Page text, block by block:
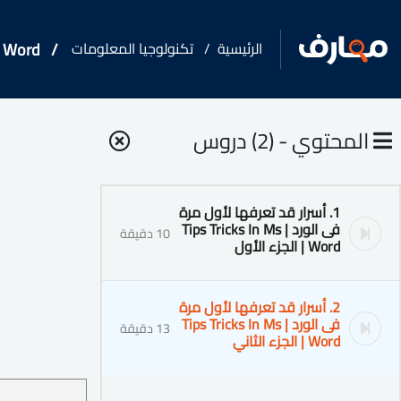
الرئيسية تكنولوجيا المعلومات Word
المحتوي - (2) دروس
1. أسرار قد تعرفها لأول مرة
فى الورد | Tips Tricks In Ms
Word | الجزء الأول 10 دقيقة
2. أسرار قد تعرفها لأول مرة
فى الورد | Tips Tricks In Ms
Word | الجزء الثاني 13 دقيقة